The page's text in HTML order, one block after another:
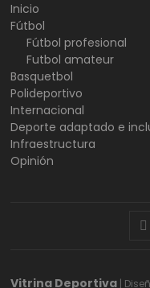
Inicio
Fútbol
Fútbol profesional
Futbol amateur
Basquetbol
Polideportivo
Internacional
Deporte adaptado e
Infraestructura
Opinión
Vitrina Deportiva |